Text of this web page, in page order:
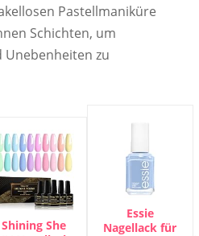
Pastellmaniküre
Schichten, um
Unebenheiten zu
Shining She
Essie
Nagellack für